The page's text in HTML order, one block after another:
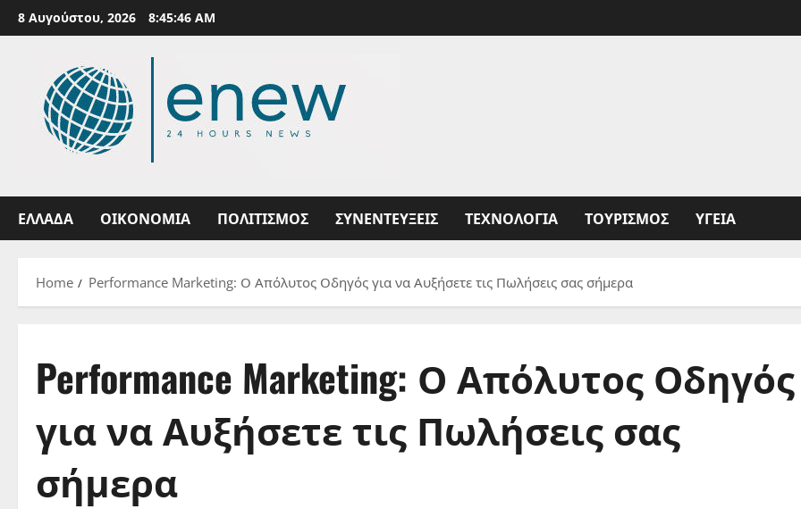
Skip
to
8 Αυγούστου, 2026 8:45:47 AM
ΕΛΛΑΔΑ ΟΙΚΟΝΟΜΙΑ ΠΟΛΙΤΙΣΜΟΣ ΣΥΝΕΝΤΕΥΞΕΙΣ ΤΕΧΝΟΛΟΓΙΑ ΤΟΥΡΙΣΜΟΣ ΥΓΕΙΑ
Home Performance Marketing: Ο Απόλυτος Οδηγός για να Αυξήσετε τις Πωλήσεις σας σήμερα
Performance Marketing: Ο Απόλυτος Οδηγός
για να Αυξήσετε τις Πωλήσεις σας
σήμερα